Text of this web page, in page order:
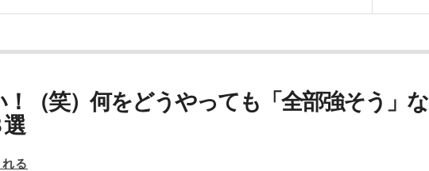
（笑）何をどうやっても「全部強そう」な
る